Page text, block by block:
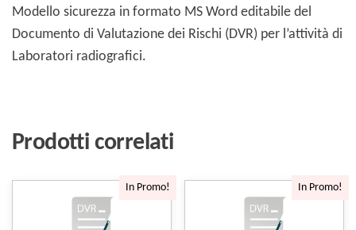
Modello sicurezza in formato MS Word editabile del
Documento di Valutazione dei Rischi (DVR) per l’attività di
Laboratori radiografici.
Prodotti correlati
In Promo! In Promo!